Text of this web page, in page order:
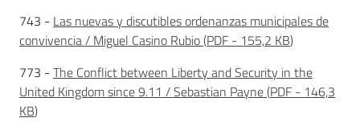
Argomenti
743 - Las nuevas y discutibles ordenanzas municipales de
convivencia / Miguel Casino Rubio(PDF - 155,2 KB)
773 - The Conflict between Liberty and Security in the
United Kingdom since 9.11 / Sebastian Payne(PDF - 146,3
KB)